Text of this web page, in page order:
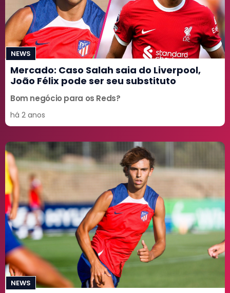
NEWS
Mercado: Caso Salah saia do Liverpool,
João Félix pode ser seu substituto
Bom negócio para os Reds?
há 2 anos
NEWS